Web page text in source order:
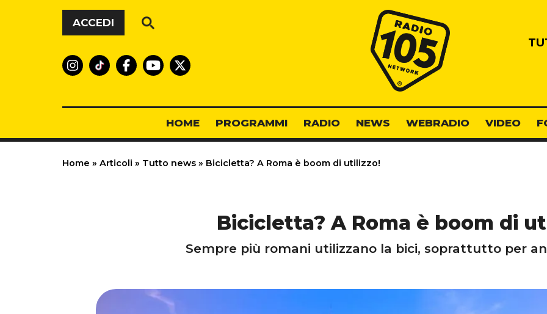
Vai al contenuto
ACCEDI
Radio 105
HOME PROGRAMMI RADIO NEWS WEBRADIO VIDEO
Home » Articoli » Tutto news » Bicicletta? A Roma è boom di utilizzo!
Bicicletta? A Roma è boom di
Sempre più romani utilizzano la bici, soprattutto per